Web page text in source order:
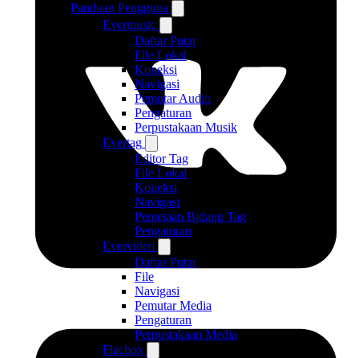
Panduan Pengguna
Evermusic
Daftar Putar
File Lokal
Koneksi
Navigasi
Pemutar Audio
Pengaturan
Perpustakaan Musik
Evertag
Editor Tag
File Lokal
Koneksi
Navigasi
Pemetaan Bidang Tag
Pengaturan
Evervideo
Daftar Putar
File
Navigasi
Pemutar Media
Pengaturan
Perpustakaan Media
Flacbox